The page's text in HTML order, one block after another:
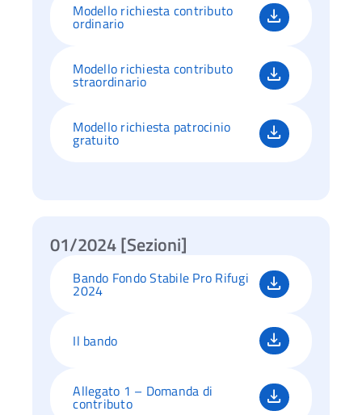
Modello richiesta contributo
ordinario
Modello richiesta contributo
straordinario
Modello richiesta patrocinio
gratuito
01/2024 [Sezioni]
Bando Fondo Stabile Pro Rifugi
2024
Il bando
Allegato 1 – Domanda di
contributo